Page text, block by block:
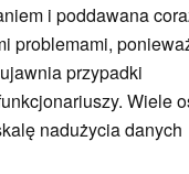
i poddawana
problemami,
przypadki
Wiele
nadużycia danych